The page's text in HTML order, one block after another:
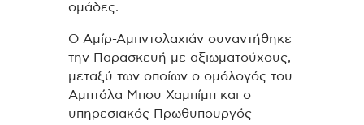
ομάδες.
Ο Αμίρ-Αμπντολαχιάν συναντήθηκε
την Παρασκευή με αξιωματούχους,
μεταξύ των οποίων ο ομόλογός του
Αμπτάλα Μπου Χαμπίμπ και ο
υπηρεσιακός Πρωθυπουργός